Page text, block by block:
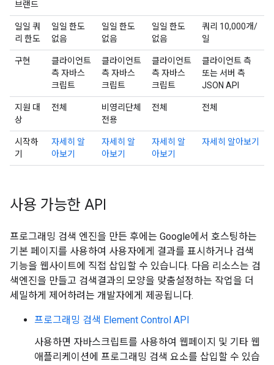
브랜드
일일 쿼
리 한도
일일 한도
없음
일일 한도
없음
일일 한도
없음
쿼리 10,000개/
일
구현
클라이언트
측 자바스
크립트
클라이언트
측 자바스
크립트
클라이언트
측 자바스
크립트
클라이언트 측
또는 서버 측
JSON API
지원 대
상
전체
비영리단체
전용
전체 전체
시작하
기
자세히 알
아보기
자세히 알
아보기
자세히 알
아보기
자세히 알아보기
사용 가능한 API
프로그래밍 검색 엔진을 만든 후에는 Google에서 호스팅하는
기본 페이지를 사용하여 사용자에게 결과를 표시하거나 검색
기능을 웹사이트에 직접 삽입할 수 있습니다. 다음 리소스는 검
색엔진을 만들고 검색결과의 모양을 맞춤설정하는 작업을 더
세밀하게 제어하려는 개발자에게 제공됩니다.
프로그래밍 검색 Element Control API
사용하면 자바스크립트를 사용하여 웹페이지 및 기타 웹
애플리케이션에 프로그래밍 검색 요소를 삽입할 수 있습